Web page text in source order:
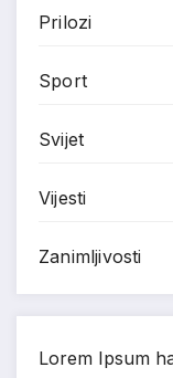
Prilozi
Sport
Svijet
Vijesti
Zanimljivosti
Lorem Ipsum